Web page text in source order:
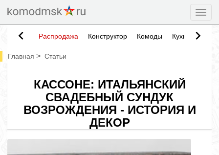
Распродажа Конструктор Комоды Кухни
Главная > Статьи
КАССОНЕ: ИТАЛЬЯНСКИЙ
СВАДЕБНЫЙ СУНДУК
ВОЗРОЖДЕНИЯ - ИСТОРИЯ И
ДЕКОР